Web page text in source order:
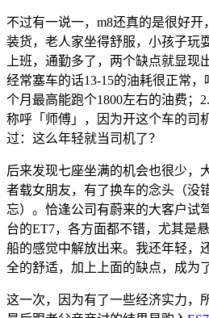
不过有一说一，m8还真的是很好
装货，老人家坐得舒服，小孩子玩
上班，通勤多了，两个缺点就显现
经常塞车的话13-15的油耗很正常，
个月最高能跑个1800左右的油费；
称呼「师傅」，因为开这个车的司
过：这么年轻就当司机了？
后来发现七座坐满的机会也很少，
者载女朋友，有了换车的念头（没
忘）。恰逢公司有蔚来的大客户试
台的ET7，各方面都不错，尤其是
船的感觉中解放出来。我还年轻，
全的舒适，加上上面的缺点，成为
这一次，因为有了一些经济实力，